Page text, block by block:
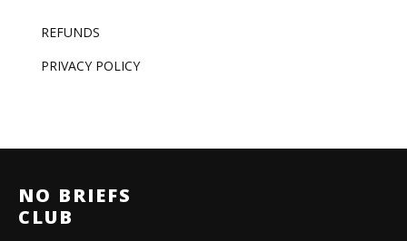
REFUNDS
PRIVACY POLICY
NO BRIEFS
CLUB